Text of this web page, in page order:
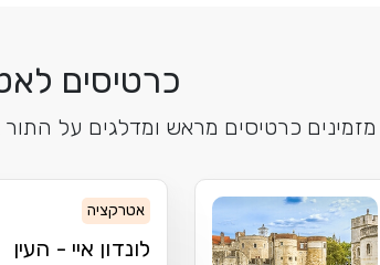
כרטיסים
מזמינים כרטיסים מראש ומדלגים על
מצודה אטרקציה
לונדון איי - העין